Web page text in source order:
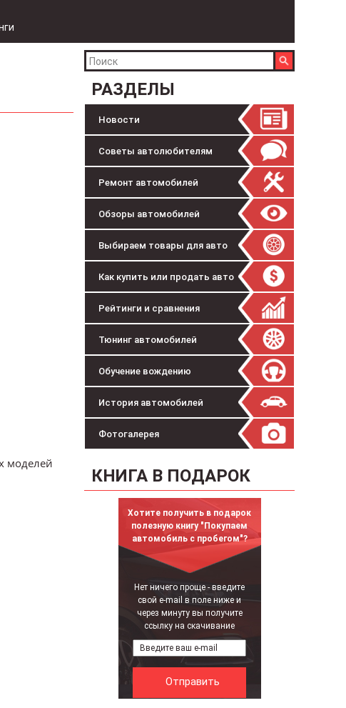
РАЗДЕЛЫ
Новости
Советы автолюбителям
Ремонт автомобилей
Обзоры автомобилей
Выбираем товары для авто
Как купить или продать авто
Рейтинги и сравнения
Тюнинг автомобилей
Обучение вождению
История автомобилей
Фотогалерея
КНИГА В ПОДАРОК
Хотите получить в подарок
полезную книгу "Покупаем
автомобиль с пробегом"?
Нет ничего проще - введите
свой e-mail в поле ниже и
через минуту вы получите
ссылку на скачивание
моделей